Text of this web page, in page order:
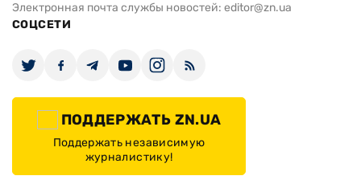
Электронная почта службы новостей: editor@zn.ua
СОЦСЕТИ
ПОДДЕРЖАТЬ ZN.UA
Поддержать независимую
журналистику!